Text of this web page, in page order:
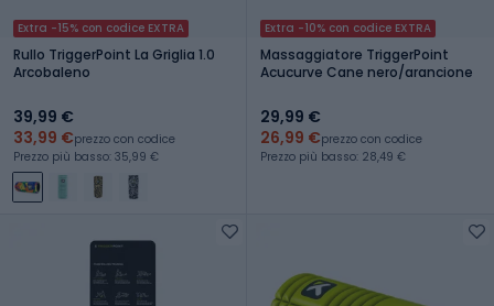
Extra -15% con codice EXTRA
Rullo TriggerPoint La Griglia 1.0
Arcobaleno
39,99 €
33,99 €prezzo con codice
Prezzo più basso: 35,99 €
Extra -10% con codice EXTRA
Massaggiatore TriggerPoint
Acucurve Cane nero/arancione
29,99 €
26,99 €prezzo con codice
Prezzo più basso: 28,49 €